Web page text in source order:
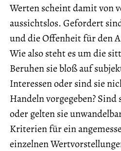
Werten scheint damit von
aussichtslos. Gefordert
und die Offenheit für den
Wie also steht es um die
Beruhen sie bloß auf
Interessen oder sind sie
Handeln vorgegeben?
oder gelten sie
Kriterien für ein
einzelnen